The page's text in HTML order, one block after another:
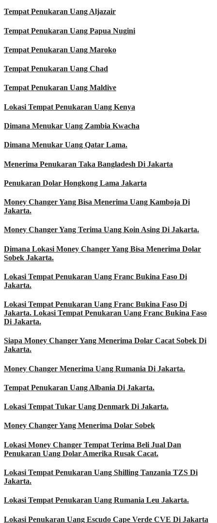
Tempat Penukaran Uang Aljazair
Tempat Penukaran Uang Papua Nugini
Tempat Penukaran Uang Maroko
Tempat Penukaran Uang Chad
Tempat Penukaran Uang Maldive
Lokasi Tempat Penukaran Uang Kenya
Dimana Menukar Uang Zambia Kwacha
Dimana Menukar Uang Qatar Lama.
Menerima Penukaran Taka Bangladesh Di Jakarta
Penukaran Dolar Hongkong Lama Jakarta
Money Changer Yang Bisa Menerima Uang Kamboja Di
Jakarta.
Money Changer Yang Terima Uang Koin Asing Di Jakarta.
Dimana Lokasi Money Changer Yang Bisa Menerima Dolar
Sobek Jakarta.
Lokasi Tempat Penukaran Uang Franc Bukina Faso Di
Jakarta.
Lokasi Tempat Penukaran Uang Franc Bukina Faso Di
Jakarta. Lokasi Tempat Penukaran Uang Franc Bukina Faso
Di Jakarta.
Siapa Money Changer Yang Menerima Dolar Cacat Sobek Di
Jakarta.
Money Changer Menerima Uang Rumania Di Jakarta.
Tempat Penukaran Uang Albania Di Jakarta.
Lokasi Tempat Tukar Uang Denmark Di Jakarta.
Money Changer Yang Menerima Dolar Sobek
Lokasi Money Changer Tempat Terima Beli Jual Dan
Penukaran Uang Dolar Amerika Rusak Cacat.
Lokasi Tempat Penukaran Uang Shilling Tanzania TZS Di
Jakarta.
Lokasi Tempat Penukaran Uang Rumania Leu Jakarta.
Lokasi Penukaran Uang Escudo Cape Verde CVE Di Jakarta